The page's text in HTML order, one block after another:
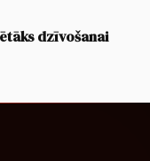
dzīvošanai